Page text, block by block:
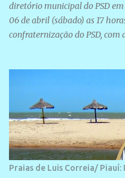
diretório municipal do PSD
06 de abril (sábado) as 17
confraternização do PSD, com
Praias de Luis Correia/